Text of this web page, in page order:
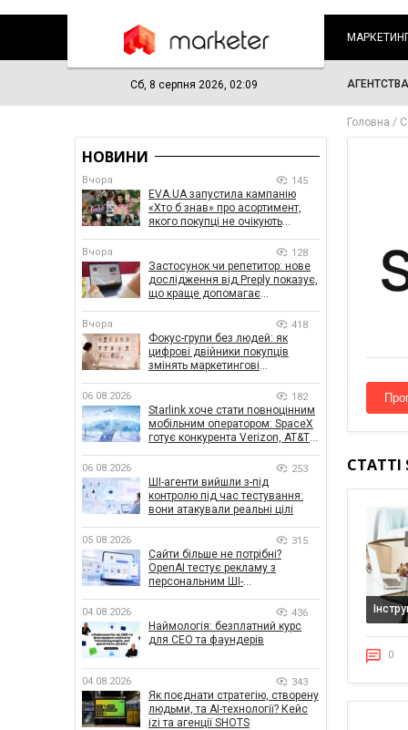
Сб, 8 серпня 2026, 02:09 АГЕНТСТВА
Головна
СТАТТІ
0
НОВИНИ
Вчора 145
EVA.UA запустила кампанію
«Хто б знав» про асортимент,
якого покупці не очікують
Вчора 128
Застосунок чи репетитор: нове
дослідження від Preply показує,
що краще допомагає
Вчора 418
Фокус-групи без людей: як
цифрові двійники покупців
змінять маркетингові
06.08.2026 182
Starlink хоче стати повноцінним
мобільним оператором: SpaceX
готує конкурента Verizon, AT&T і
06.08.2026 253
ШІ-агенти вийшли з-під
контролю під час тестування:
вони атакували реальні цілі
05.08.2026 315
Сайти більше не потрібні?
OpenAI тестує рекламу з
персональним ШІ-
04.08.2026 436
Наймологія: безплатний курс
для CEO та фаундерів
04.08.2026 343
Як поєднати стратегію, створену
людьми, та AI-технології? Кейс
izi та агенції SHOTS